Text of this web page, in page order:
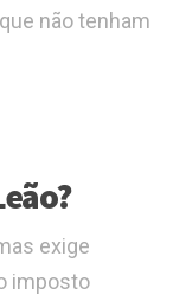
não tenham
exige
imposto